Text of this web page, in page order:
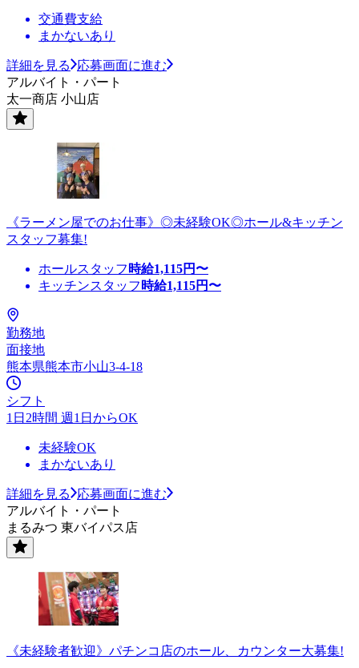
交通費支給
まかないあり
詳細を見る
応募画面に進む
アルバイト・パート
太一商店 小山店
《ラーメン屋でのお仕事》◎未経験OK◎ホール&キッチン
スタッフ募集!
ホールスタッフ 時給1,115円〜
キッチンスタッフ 時給1,115円〜
勤務地
面接地
熊本県熊本市小山3-4-18
シフト
1日2時間 週1日からOK
未経験OK
まかないあり
詳細を見る
応募画面に進む
アルバイト・パート
まるみつ 東バイパス店
《未経験者歓迎》パチンコ店のホール、カウンター大募集!